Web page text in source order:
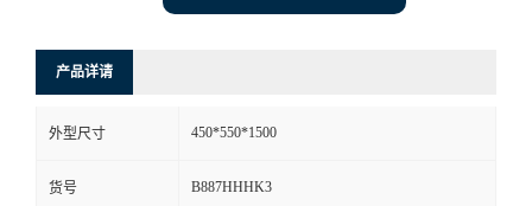
产品详请
外型尺寸 450*550*1500
货号 B887HHHK3